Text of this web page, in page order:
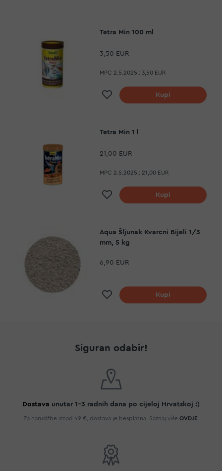
Tetra Min 100 ml
3,50 EUR
MPC 2.5.2025.: 3,50 EUR
Dodaj na listu želja
Kupi
Tetra Min 1 l
21,00 EUR
MPC 2.5.2025.: 21,00 EUR
Dodaj na listu želja
Kupi
Aqua Šljunak Kvarcni Bijeli 1/3
mm, 5 kg
6,90 EUR
Dodaj na listu želja
Kupi
Siguran odabir!
Dostava unutar 1-3 radnih dana po cijeloj Hrvatskoj :)
Za narudžbe iznad 49 €, dostava je besplatna. Saznaj više OVDJE